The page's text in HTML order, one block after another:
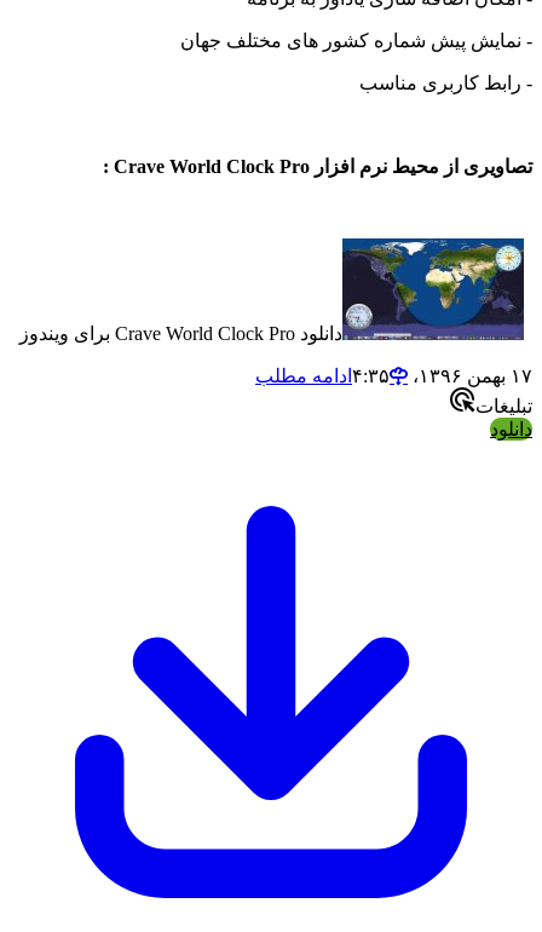
- نمایش پیش شماره کشور های مختلف جهان
- رابط کاربری مناسب
تصاویری از محیط نرم افزار Crave World Clock Pro :
دانلود Crave World Clock Pro برای ویندوز
۱۷ بهمن ۱۳۹۶،‏ ۴:۳۵
ادامه مطلب
تبلیغات
دانلود